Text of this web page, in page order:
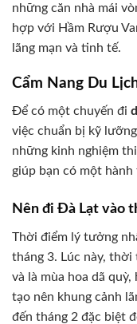
những căn nhà mái
hợp với Hầm Rượu
lãng mạn và tinh tế.
Cẩm Nang Du
Để có một chuyến đi
việc chuẩn bị kỹ
những kinh nghiệm
giúp bạn có một
Nên đi Đà Lạt vào
Thời điểm lý tưởng
tháng 3. Lúc này,
và là mùa hoa dã
tạo nên khung cảnh
đến tháng 2 đặc biệt